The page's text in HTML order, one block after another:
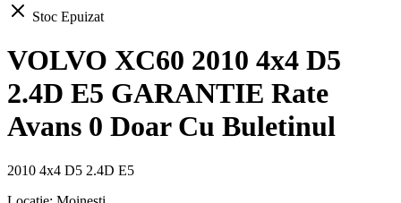
Stoc Epuizat
VOLVO XC60 2010 4x4 D5
2.4D E5 GARANTIE Rate
Avans 0 Doar Cu Buletinul
2010 4x4 D5 2.4D E5